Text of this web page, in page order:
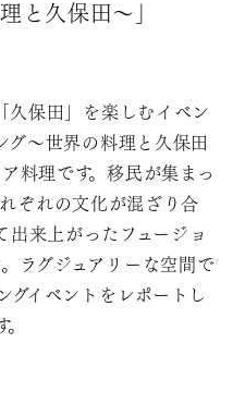
と久保田～」
久保田」を楽しむイベン
グ～世界の料理と久保田
料理です。移民が集まっ
ぞれの文化が混ざり合
出来上がったフュージョ
ラグジュアリーな空間で
グイベントをレポートし